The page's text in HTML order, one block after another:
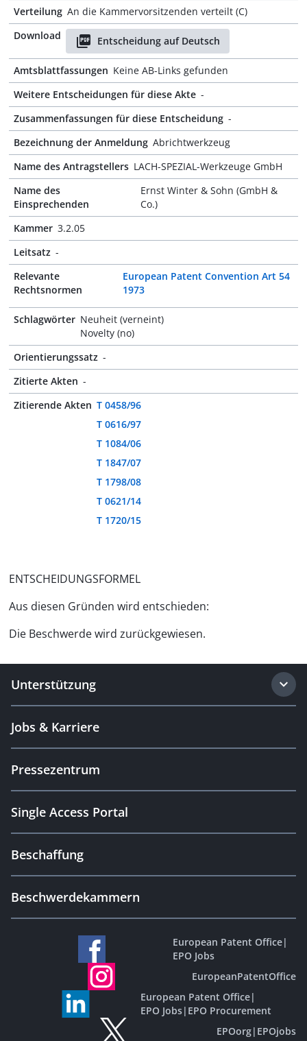
Verteilung An die Kammervorsitzenden verteilt (C)
Download
Entscheidung auf Deutsch
Amtsblattfassungen Keine AB-Links gefunden
Weitere Entscheidungen für diese Akte -
Zusammenfassungen für diese Entscheidung -
Bezeichnung der Anmeldung Abrichtwerkzeug
Name des Antragstellers LACH-SPEZIAL-Werkzeuge GmbH
Name des
Einsprechenden
Ernst Winter & Sohn (GmbH &
Co.)
Kammer 3.2.05
Leitsatz -
Relevante
Rechtsnormen
European Patent Convention Art 54
1973
Schlagwörter Neuheit (verneint)
Novelty (no)
Orientierungssatz -
Zitierte Akten -
Zitierende Akten T 0458/96
T 0616/97
T 1084/06
T 1847/07
T 1798/08
T 0621/14
T 1720/15
ENTSCHEIDUNGSFORMEL
Aus diesen Gründen wird entschieden:
Die Beschwerde wird zurückgewiesen.
Unterstützung
Jobs & Karriere
Pressezentrum
Single Access Portal
Beschaffung
Beschwerdekammern
European Patent Office|
EPO Jobs
EuropeanPatentOffice
European Patent Office|
EPO Jobs| EPO Procurement
EPOorg| EPOjobs